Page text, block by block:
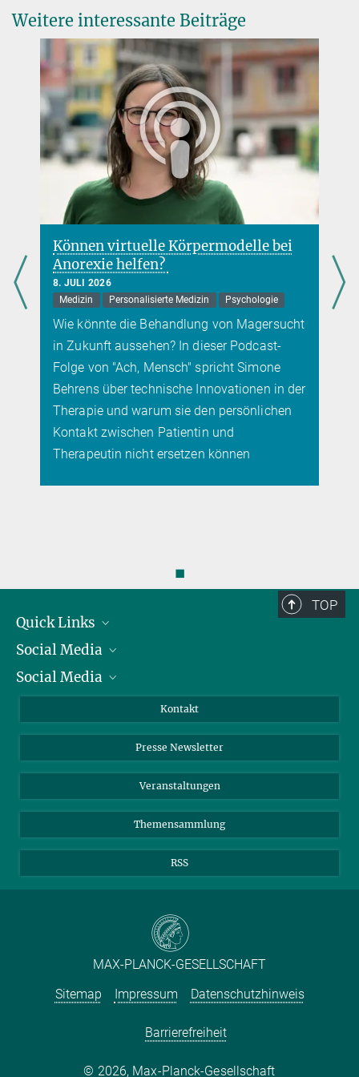
Prof. Dr Adam Antebi
Max-Planck-Direktor
+49 221 37970-400
AAntebi@...
Ann Neurol.
Weitere interessante Beiträge
Können virtuelle Körpermodelle bei
Anorexie helfen?
8. JULI 2026
Medizin
Personalisierte Medizin Psychologie
Wie könnte die Behandlung von Magersucht
in Zukunft aussehen? In dieser Podcast-
Folge von "Ach, Mensch" spricht Simone
Behrens über technische Innovationen in der
Therapie und warum sie den persönlichen
Kontakt zwischen Patientin und
Therapeutin nicht ersetzen können
◼
TOP
Quick Links
Präsident
Zahlen und Fakten
Meldestelle Fehlverhalten
Social Media
Bluesky
Social Media
YouTube
Kontakt
Presse Newsletter
Veranstaltungen
Themensammlung
RSS
MAX-PLANCK-GESELLSCHAFT
Sitemap
Impressum Datenschutzhinweis
Barrierefreiheit
2026, Max-Planck-Gesellschaft